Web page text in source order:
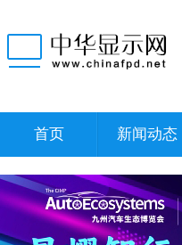
首页 新闻动态